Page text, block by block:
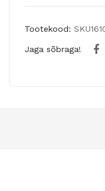
Tootekood:
Jaga sõbraga!